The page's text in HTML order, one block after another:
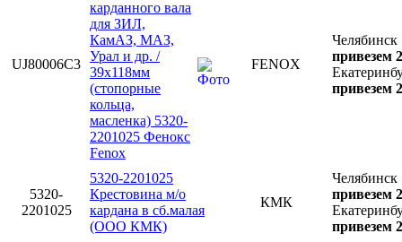
UJ80006C3
карданного вала
для ЗИЛ,
КамАЗ, МАЗ,
Урал и др. /
39х118мм
(стопорные
кольца,
масленка) 5320-
2201025 Фенокс
Fenox
FENOX
Челябинск
привезем
привезем
5320-
2201025
5320-2201025
Крестовина м/о
кардана в сб.малая
(ООО КМК)
КМК
Челябинск
привезем
привезем